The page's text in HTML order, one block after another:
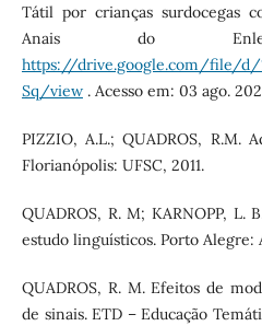
Tátil por crianças surdocegas
Anais do
https://drive.google.com/file/d/
Sq/view. Acesso em: 03 ago.
PIZZIO, A.L.; QUADROS, R.M.
Florianópolis: UFSC, 2011.
QUADROS, R. M; KARNOPP, L.
estudo linguísticos. Porto Alegre:
QUADROS, R. M. Efeitos de
de sinais. ETD – Educação